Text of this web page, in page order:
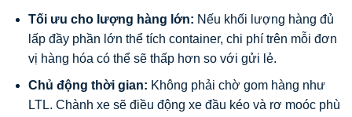
Tối ưu cho lượng hàng lớn: Nếu khối lượng hàng đủ
lấp đầy phần lớn thể tích container, chi phí trên mỗi đơn
vị hàng hóa có thể sẽ thấp hơn so với gửi lẻ.
Chủ động thời gian: Không phải chờ gom hàng như
LTL. Chành xe sẽ điều động xe đầu kéo và rơ moóc phù